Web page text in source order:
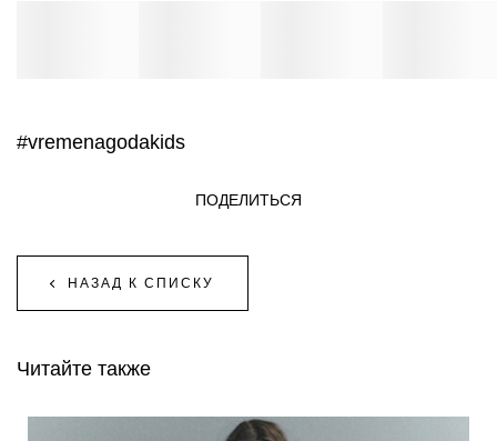
#vremenagodakids
НАЗАД К СПИСКУ
ПОДЕЛИТЬСЯ
Читайте также